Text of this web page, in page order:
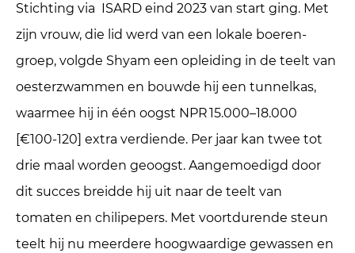
Stichting via ISARD eind 2023 van start ging. Met
zijn vrouw, die lid werd van een lokale boeren­
groep, volgde Shyam een opleiding in de teelt van
oesterzwammen en bouwde hij een tunnelkas,
waarmee hij in één oogst NPR 15.000–18.000
[€100-120] extra verdiende. Per jaar kan twee tot
drie maal worden geoogst. Aangemoedigd door
dit succes breidde hij uit naar de teelt van
tomaten en chilipepers. Met voortdurende steun
teelt hij nu meerdere hoogwaardige gewassen en